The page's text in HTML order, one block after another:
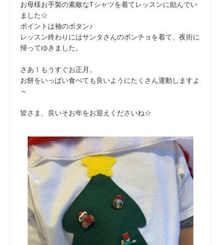
お母様お手製の素敵なTシャツを着てレッスンに励んでい
ました☆
ポイントは袖のボタン♪
レッスン終わりにはサンタさんのポンチョを着て、夜街に
帰ってゆきました。
さあ！もうすぐお正月。
お餅をいっぱい食べても良いようにたくさん運動しますよ
～
皆さま、良いそお年をお迎えくださいね☆